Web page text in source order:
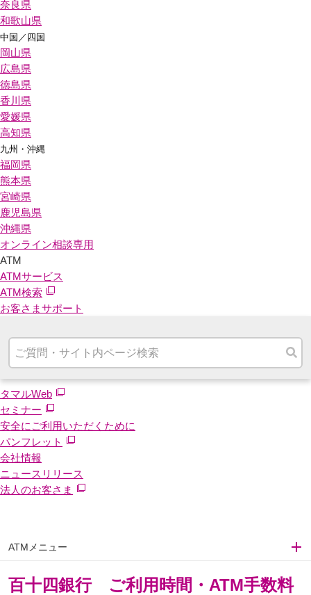
奈良県
和歌山県
中国／四国
岡山県
広島県
徳島県
香川県
愛媛県
高知県
九州・沖縄
福岡県
熊本県
宮崎県
鹿児島県
沖縄県
オンライン相談専用
ATM
ATMサービス
ATM検索
お客さまサポート
タマルWeb
セミナー
安全にご利用いただくために
パンフレット
会社情報
ニュースリリース
法人のお客さま
ATMメニュー
百十四銀行 ご利用時間・ATM手数料